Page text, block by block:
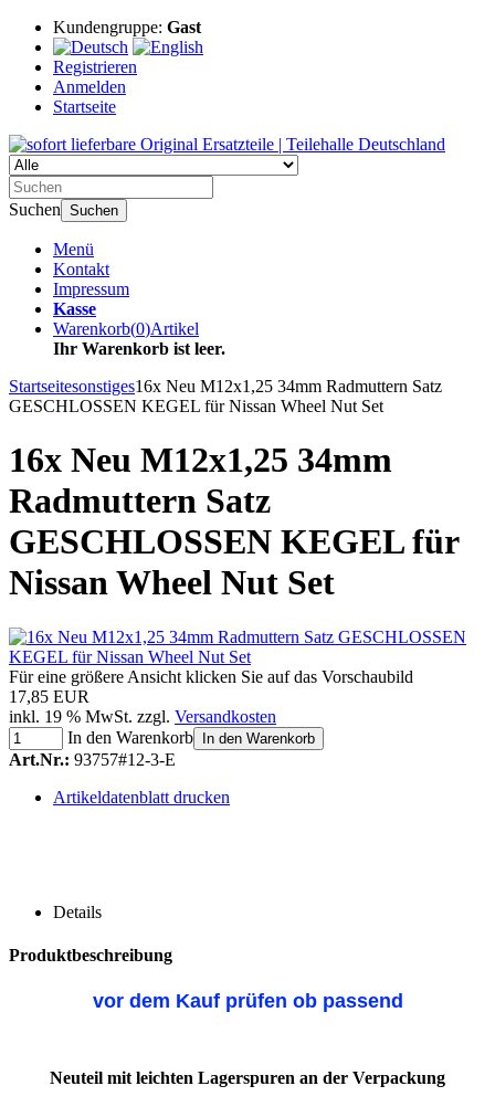
Kundengruppe: Gast
Registrieren
Anmelden
Startseite
Suchen Suchen
Menü
Kontakt
Impressum
Kasse
Warenkorb(0)Artikel
Ihr Warenkorb ist leer.
Startseitesonstiges16x Neu M12x1,25 34mm Radmuttern Satz
GESCHLOSSEN KEGEL für Nissan Wheel Nut Set
16x Neu M12x1,25 34mm
Radmuttern Satz
GESCHLOSSEN KEGEL für
Nissan Wheel Nut Set
Für eine größere Ansicht klicken Sie auf das Vorschaubild
17,85 EUR
inkl. 19 % MwSt. zzgl. Versandkosten
In den Warenkorb
In den Warenkorb
Art.Nr.: 93757#12-3-E
Artikeldatenblatt drucken
Details
Produktbeschreibung
vor dem Kauf prüfen ob passend
Neuteil mit leichten Lagerspuren an der Verpackung